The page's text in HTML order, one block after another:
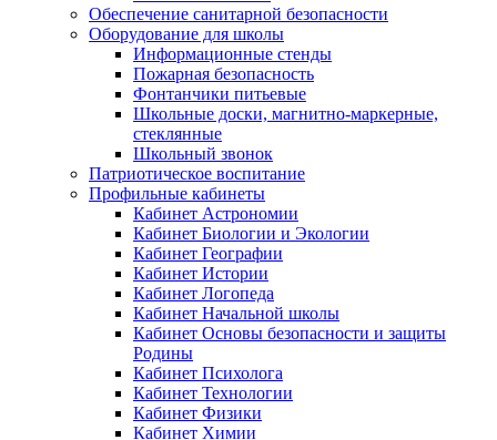
Обеспечение санитарной безопасности
Оборудование для школы
Информационные стенды
Пожарная безопасность
Фонтанчики питьевые
Школьные доски, магнитно-маркерные,
стеклянные
Школьный звонок
Патриотическое воспитание
Профильные кабинеты
Кабинет Астрономии
Кабинет Биологии и Экологии
Кабинет Географии
Кабинет Истории
Кабинет Логопеда
Кабинет Начальной школы
Кабинет Основы безопасности и защиты
Родины
Кабинет Психолога
Кабинет Технологии
Кабинет Физики
Кабинет Химии